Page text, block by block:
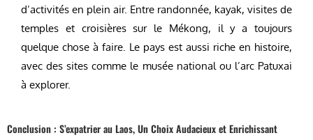
d’activités en plein air. Entre randonnée, kayak, visites de
temples et croisières sur le Mékong, il y a toujours
quelque chose à faire. Le pays est aussi riche en histoire,
avec des sites comme le musée national ou l’arc Patuxai
à explorer.
Conclusion : S’expatrier au Laos, Un Choix Audacieux et Enrichissant